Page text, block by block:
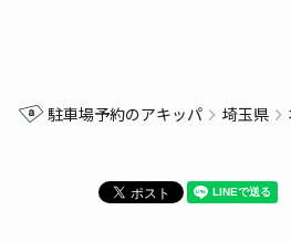
駐車場予約のアキッパ 埼玉県